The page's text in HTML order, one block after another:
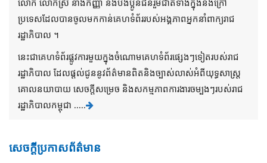
លោក លោកស្រី នាងកញ្ញា និងបងប្អូនជនរួមជាតិទាំងក្នុងនិងក្រៅ
ប្រទេសដែលបានចូលមកកាន់គេហទំព័ររបស់អង្គភាពអ្នកនាំពាក្យរាជ
រដ្ឋាភិបាល ។
នេះជាគេហទំព័រផ្លូវការមួយក្នុងចំណោមគេហទំព័រផ្សេងៗទៀតរបស់រាជ
រដ្ឋាភិបាល ដែលផ្តល់ជូននូវព័ត៌មានពិតនិងច្បាស់លាស់អំពីយុទ្ធសាស្រ្ត
គោលនយាបាយ សេចក្តីសម្រេច និងសកម្មភាពការងារចម្បងៗរបស់រាជ
រដ្ឋាភិបាលកម្ពុជា .....
សេចក្តីប្រកាសព័ត៌មាន